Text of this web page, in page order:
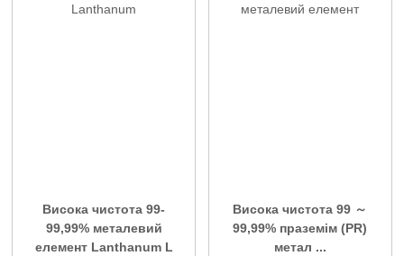
Висока чистота 99-
99,99% металевий
елемент Lanthanum L
Висока чистота 99 ～
99,99% праземім (PR)
метал ...